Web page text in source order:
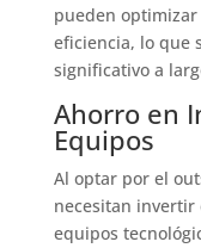
pueden
eficiencia, lo que
significativo a
Ahorro en
Equipos
Al optar por el
necesitan invertir
equipos